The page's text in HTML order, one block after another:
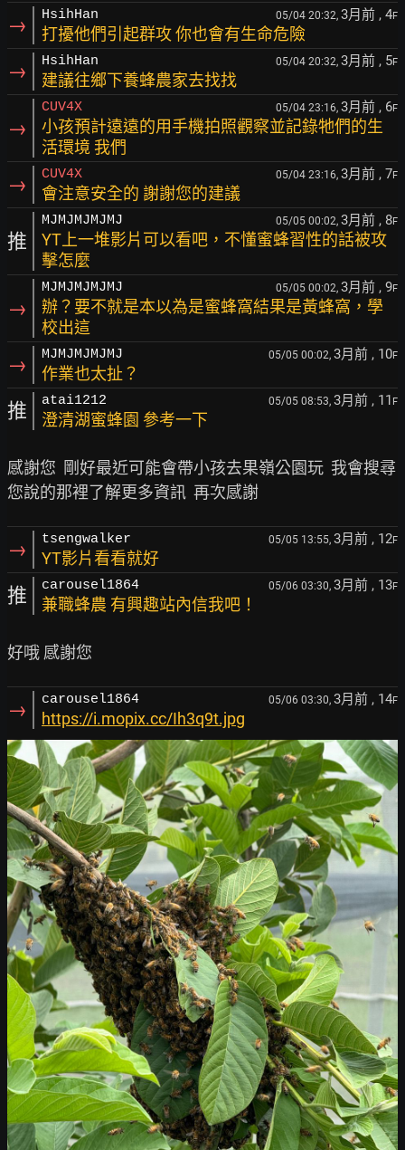
→ HsihHan 05/04 20:32, 3月前 , 4F
打擾他們引起群攻 你也會有生命危險
→ HsihHan 05/04 20:32, 3月前 , 5F
建議往鄉下養蜂農家去找找
→
CUV4X 05/04 23:16, 3月前 , 6F
小孩預計遠遠的用手機拍照觀察並記錄牠們的生
活環境 我們
→ CUV4X 05/04 23:16, 3月前 , 7F
會注意安全的 謝謝您的建議
推
MJMJMJMJMJ 05/05 00:02, 3月前 , 8F
YT上一堆影片可以看吧，不懂蜜蜂習性的話被攻
擊怎麼
→
MJMJMJMJMJ 05/05 00:02, 3月前 , 9F
辦？要不就是本以為是蜜蜂窩結果是黃蜂窩，學
校出這
→ MJMJMJMJMJ 05/05 00:02, 3月前 , 10F
作業也太扯？
推 atai1212 05/05 08:53, 3月前 , 11 F
澄清湖蜜蜂園 參考一下
感謝您  剛好最近可能會帶小孩去果嶺公園玩  我會搜尋
→ tsengwalker 05/05 13:55, 3月前 , 12F
YT影片看看就好
推 carousel1864 05/06 03:30, 3月前 , 13F
兼職蜂農 有興趣站內信我吧！
→ carousel1864 05/06 03:30, 3月前 , 14F
https://i.mopix.cc/Ih3q9t.jpg